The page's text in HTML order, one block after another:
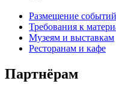
Размещение событий
Требования к
Музеям и выставкам
Ресторанам и кафе
Партнёрам